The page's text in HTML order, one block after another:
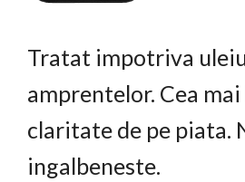
Tratat impotriva
amprentelor. Cea mai
claritate de pe piata.
ingalbeneste.